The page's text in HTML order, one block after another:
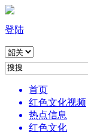
登陆
首页
红色文化视频
热点信息
红色文化